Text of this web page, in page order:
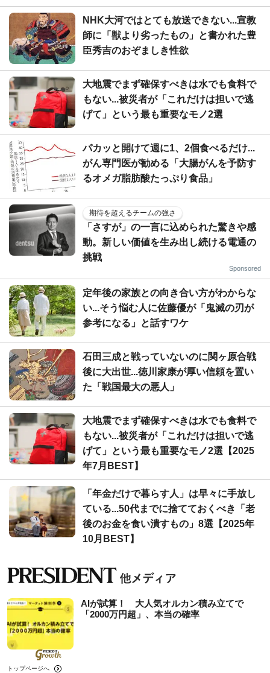
NHK大河ではとても放送できない...宣教
師に「獣より劣ったもの」と書かれた豊
臣秀吉のおぞましき性欲
大地震でまず確保すべきは水でも食料で
もない...被災者が「これだけは担いで逃
げて」という最も重要なモノ2選
パカッと開けて週に1、2個食べるだけ...
がん専門医が勧める「大腸がんを予防す
るオメガ脂肪酸たっぷり食品」
期待を超えるチームの強さ
「さすが」の一言に込められた驚きや感
動。新しい価値を生み出し続ける電通の
挑戦
Sponsored
定年後の家族との向き合い方がわからな
い...そう悩む人に佐藤優が「鬼滅の刃が
参考になる」と話すワケ
石田三成と戦っていないのに関ヶ原合戦
後に大出世...徳川家康が厚い信頼を置い
た「戦国最大の悪人」
大地震でまず確保すべきは水でも食料で
もない...被災者が「これだけは担いで逃
げて」という最も重要なモノ2選【2025
年7月BEST】
「年金だけで暮らす人」は早々に手放し
ている...50代までに捨てておくべき「老
後のお金を食い潰すもの」8選【2025年
10月BEST】
AIが試算！ 大人気オルカン積み立てで
「2000万円超」、本当の確率
トップページへ